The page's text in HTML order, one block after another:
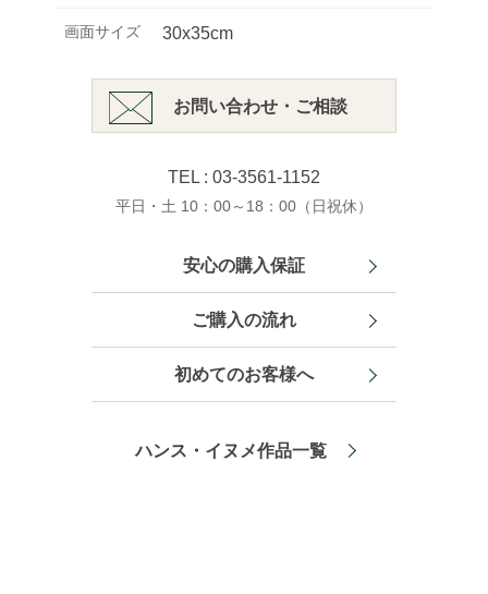
画面サイズ 30x35cm
お問い合わせ・ご相談
TEL : 03-3561-1152
平日・土 10：00～18：00（日祝休）
安心の購入保証
ご購入の流れ
初めてのお客様へ
ハンス・イヌメ作品一覧